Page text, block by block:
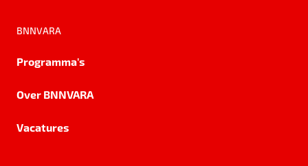
BNNVARA
Programma's
Over BNNVARA
Vacatures